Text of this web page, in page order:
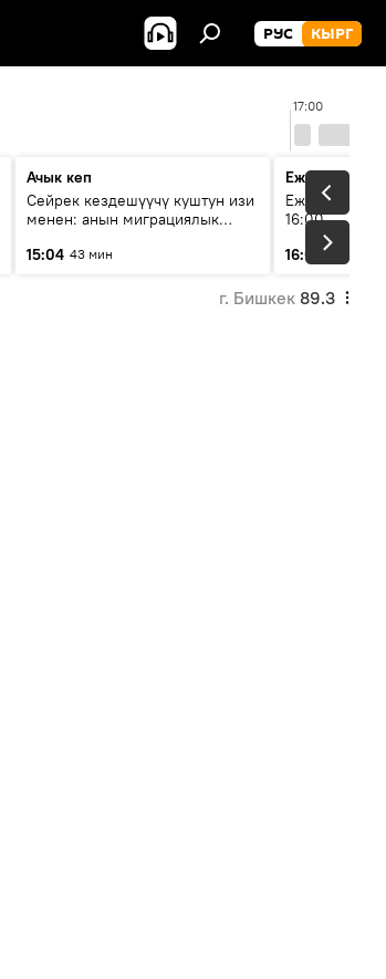
РУС КЫРГ
17:00
Ачык кеп
Сейрек кездешүүчү куштун изи
менен: анын миграциялык
15:04 43 мин
Ежедневные
Ежедневные
16:00
16:01
3 мин
г. Бишкек 89.3